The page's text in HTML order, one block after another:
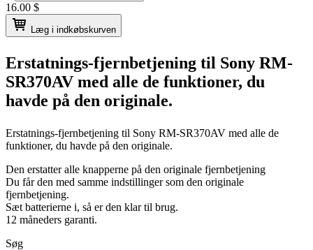
16.00 $
Læg i indkøbskurven
Erstatnings-fjernbetjening til Sony RM-
SR370AV med alle de funktioner, du
havde på den originale.
Erstatnings-fjernbetjening til Sony RM-SR370AV med alle de
funktioner, du havde på den originale.
Den erstatter alle knapperne på den originale fjernbetjening
Du får den med samme indstillinger som den originale
fjernbetjening.
Sæt batterierne i, så er den klar til brug.
12 måneders garanti.
Søg